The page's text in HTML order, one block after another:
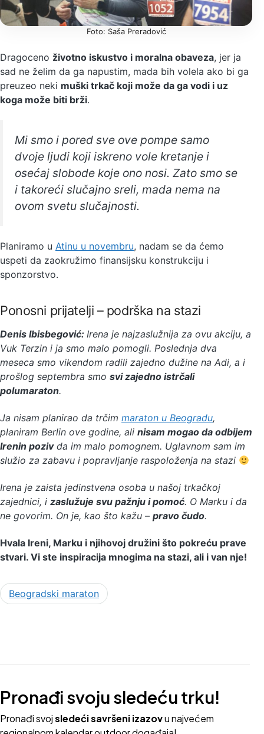
Foto: Saša Preradović
Dragoceno životno iskustvo i moralna obaveza, jer ja
sad ne želim da ga napustim, mada bih volela ako bi ga
preuzeo neki muški trkač koji može da ga vodi i uz
koga može biti brži.
Mi smo i pored sve ove pompe samo
dvoje ljudi koji iskreno vole kretanje i
osećaj slobode koje ono nosi. Zato smo se
i takoreći slučajno sreli, mada nema na
ovom svetu slučajnosti.
Planiramo u Atinu u novembru, nadam se da ćemo
uspeti da zaokružimo finansijsku konstrukciju i
sponzorstvo.
Ponosni prijatelji – podrška na stazi
Denis Ibisbegović: Irena je najzaslužnija za ovu akciju, a
Vuk Terzin i ja smo malo pomogli. Poslednja dva
meseca smo vikendom radili zajedno dužine na Adi, a i
prošlog septembra smo svi zajedno istrčali
polumaraton.
Ja nisam planirao da trčim maraton u Beogradu,
planiram Berlin ove godine, ali nisam mogao da odbijem
Irenin pozivda im malo pomognem. Uglavnom sam im
služio za zabavu i popravljanje raspoloženja na stazi
Irena je zaista jedinstvena osoba u našoj trkačkoj
zajednici, i zaslužuje svu pažnju i pomoć. O Marku i da
ne govorim. On je, kao što kažu – pravo čudo.
Hvala Ireni, Marku i njihovoj družini što pokreću prave
stvari. Vi ste inspiracija mnogima na stazi, ali i van nje!
Beogradski maraton
Pronađi svoju sledeću trku!
Pronađi svojsledeći savršeni izazovu najvećem